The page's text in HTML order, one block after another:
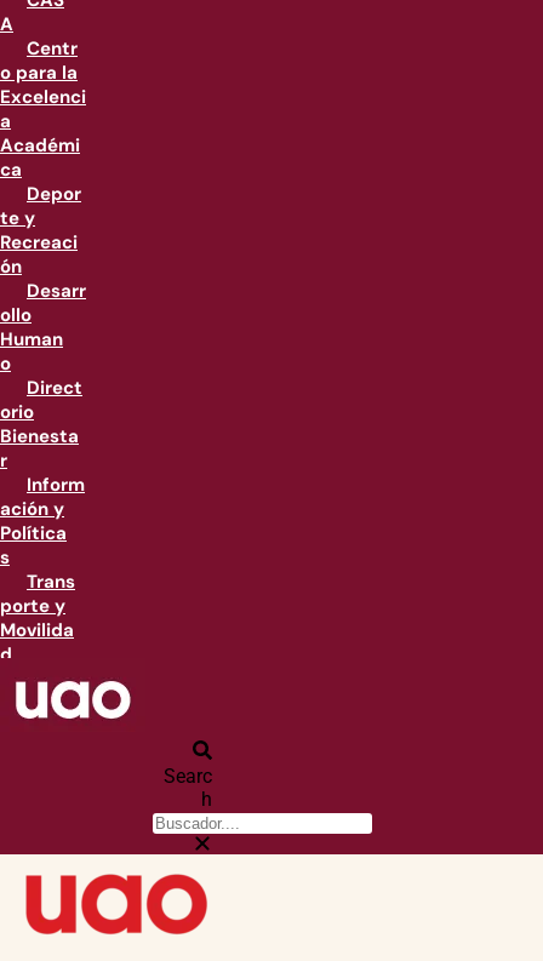
A
Centr
o para la
Excelenci
a
Académi
ca
Depor
te y
Recreaci
ón
Desarr
ollo
Human
o
Direct
orio
Bienesta
r
Inform
ación y
Política
s
Trans
porte y
Movilida
d
Searc
h